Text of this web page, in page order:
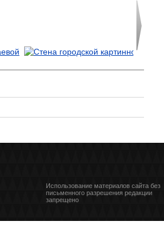
Использование материалов сайта без
письменного разрешения редакции
запрещено